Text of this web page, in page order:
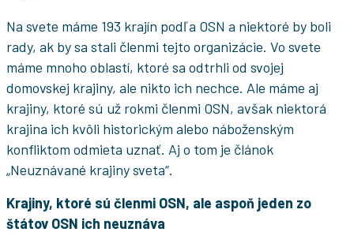
Na svete máme 193 krajín podľa OSN a niektoré by boli
rady, ak by sa stali členmi tejto organizácie. Vo svete
máme mnoho oblastí, ktoré sa odtrhli od svojej
domovskej krajiny, ale nikto ich nechce. Ale máme aj
krajiny, ktoré sú už rokmi členmi OSN, avšak niektorá
krajina ich kvôli historickým alebo náboženským
konfliktom odmieta uznať. Aj o tom je článok
„Neuznávané krajiny sveta“.
Krajiny, ktoré sú členmi OSN, ale aspoň jeden zo
štátov OSN ich neuznáva